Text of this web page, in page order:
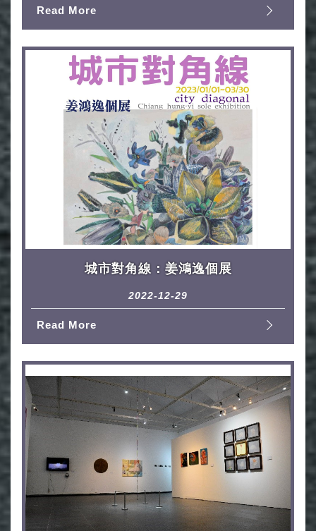
Read More
城市對角線：姜鴻逸個展
2022-12-29
Read More